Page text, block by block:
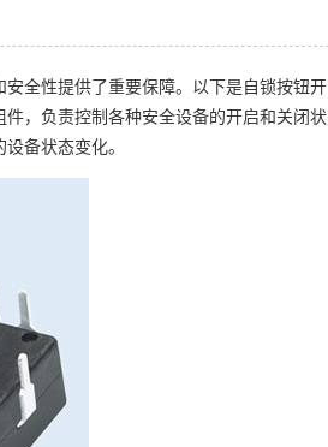
全性提供了重要保障。以下是自锁按钮开
，负责控制各种安全设备的开启和关闭状
备状态变化。